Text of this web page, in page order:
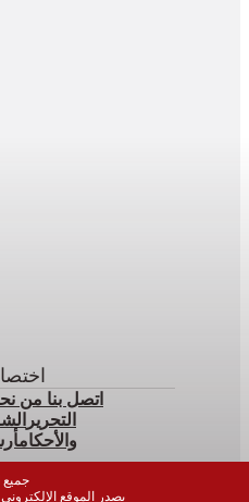
اتصل بنا من
التحرير
والأحكام
©
يصدر الموقع